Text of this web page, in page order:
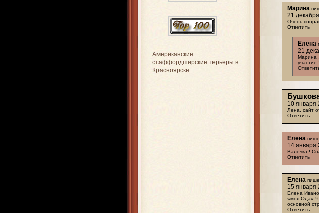
Американские
стаффордширские терьеры в
Красноярске
Марина
21
Очень
Ответить
Елена
21
Марина
участие !
10 января
Лена, сайт
Ответить
Елена
14 января
Валечка !
Ответить
Елена
15 января
Елена
«моя
основной
Ответить